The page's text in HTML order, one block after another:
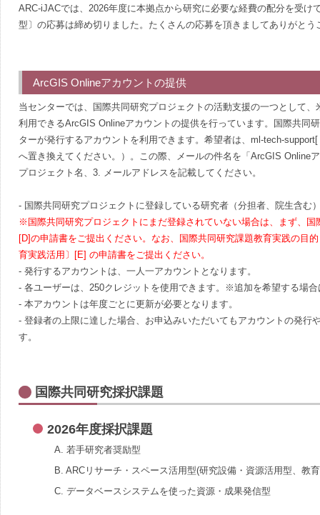
ARC-iJACでは、2026年度に本拠点から研究に必要な経費の配分を受け
型〕の応募は締め切りました。たくさんの応募を頂きましてありがとう
ArcGIS Onlineアカウントの提供
当センターでは、国際共同研究プロジェクトの活動支援の一つとして
利用できるArcGIS Onlineアカウントの提供を行っています。国際共同
ターが発行するアカウントを利用できます。希望者は、ml-tech-
へ置き換えてください。）。この際、メールの件名を「ArcGIS Online
プロジェクト名、3. メールアドレスを記載してください。
- 国際共同研究プロジェクトに登録している研究者（分担者、院生含む
※国際共同研究プロジェクトにまだ登録されていない場合は、まず、
[D]の申請書をご提出ください。なお、国際共同研究課題教育実践の目
育実践活用〕[E] の申請書をご提出ください。
- 発行するアカウントは、一人一アカウントとなります。
- 各ユーザーは、250クレジットを使用できます。※追加を希望する場
- 本アカウントは年度ごとに更新が必要となります。
- 登録者の上限に達した場合、お申込みいただいてもアカウントの発行
す。
国際共同研究採択課題
2026年度採択課題
A. 若手研究者奨励型
B. ARCリサーチ・スペース活用型(研究設備・資源活用型、教
C. データベースシステムを使った資源・成果発信型